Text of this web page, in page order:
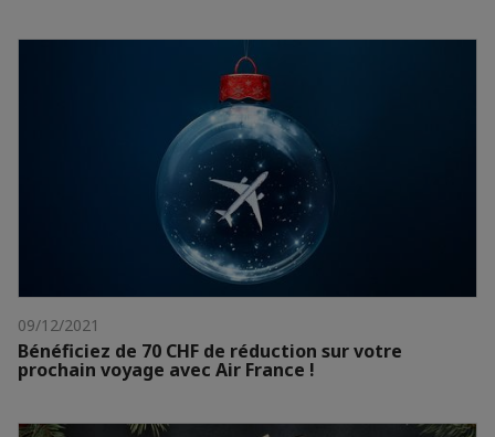
09/12/2021
Bénéficiez de 70 CHF de réduction sur votre
prochain voyage avec Air France !